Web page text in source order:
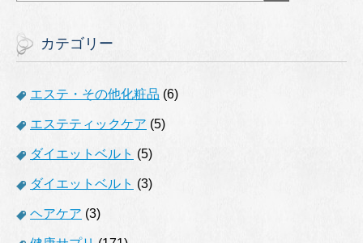
カテゴリー
エステ・その他化粧品 (6)
エステティックケア (5)
ダイエットベルト (5)
ダイエットベルト (3)
ヘアケア (3)